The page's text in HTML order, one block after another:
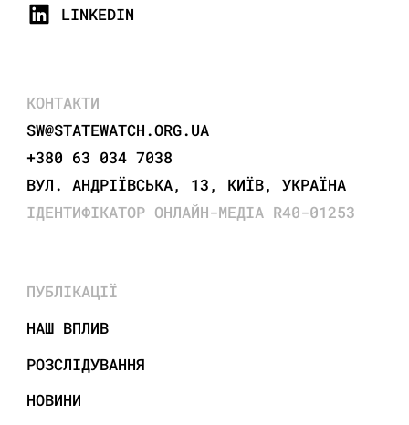
LINKEDIN
КОНТАКТИ
SW@STATEWATCH.ORG.UA
+380 63 034 7038
ВУЛ. АНДРІЇВСЬКА, 13, КИЇВ, УКРАЇНА
ІДЕНТИФІКАТОР ОНЛАЙН-МЕДІА R40-01253
ПУБЛІКАЦІЇ
НАШ ВПЛИВ
РОЗСЛІДУВАННЯ
НОВИНИ